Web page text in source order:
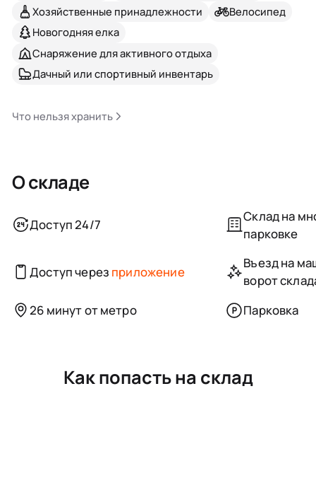
Хозяйственные принадлежности
Велосипед
Новогодняя елка
Снаряжение для активного отдыха
Дачный или спортивный инвентарь
Что нельзя хранить
О складе
Доступ 24/7
Склад на
парковке
Доступ через приложение
Въезд на
ворот
26 минут от метро
Парковка
Как попасть на склад